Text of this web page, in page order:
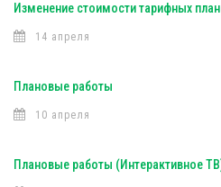
Изменение стоимости тарифных
14 апреля
Плановые работы
10 апреля
Плановые работы (Интерактивное